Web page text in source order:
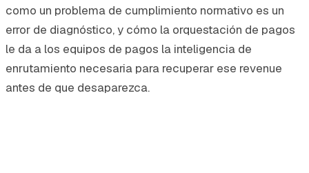
como un problema de cumplimiento normativo es un
error de diagnóstico, y cómo la orquestación de pagos
le da a los equipos de pagos la inteligencia de
enrutamiento necesaria para recuperar ese revenue
antes de que desaparezca.